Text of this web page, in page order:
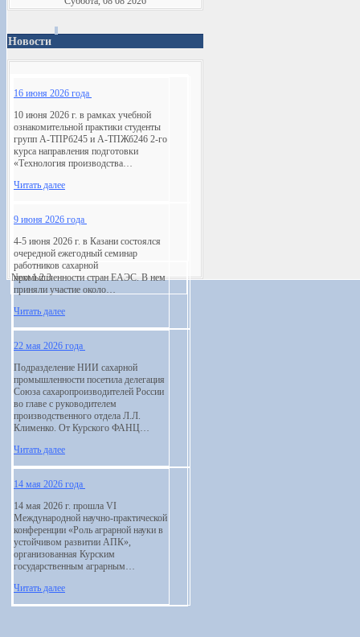
Новости
16 июня 2026 года
10 июня 2026 г. в рамках учебной
ознакомительной практики студенты
групп А-ТПРб245 и А-ТПЖб246 2-го
курса направления подготовки
«Технология производства…
Читать далее
9 июня 2026 года
4-5 июня 2026 г. в Казани состоялся
очередной ежегодный семинар
работников сахарной
промышленности стран ЕАЭС. В нем
приняли участие около…
Читать далее
22 мая 2026 года
Подразделение НИИ сахарной
промышленности посетила делегация
Союза сахаропроизводителей России
во главе с руководителем
производственного отдела Л.Л.
Клименко. От Курского ФАНЦ…
Читать далее
14 мая 2026 года
14 мая 2026 г. прошла VI
Международной научно-практической
конференции «Роль аграрной науки в
устойчивом развитии АПК»,
организованная Курским
государственным аграрным…
Читать далее
Next123